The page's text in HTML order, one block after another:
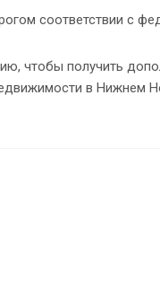
соответствии с
чтобы получить
в Нижнем